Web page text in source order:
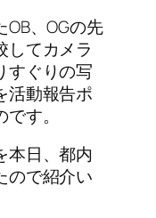
、OGの先
してカメラ
すぐりの写
活動報告ポ
す。
本日、都内
ので紹介い